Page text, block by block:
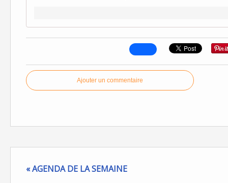
Ajouter un commentaire
« AGENDA DE LA SEMAINE